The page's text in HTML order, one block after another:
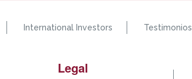
International Investors Testimonios
Legal